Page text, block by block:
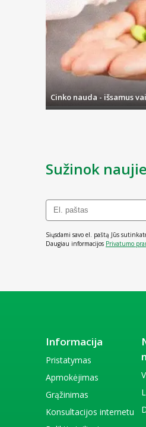
Cinko nauda - išsamus
Sužinok
Siųsdami savo el. paštą Jūs
Daugiau informacijos Privatumo
Informacija
Pristatymas
Apmokėjimas
Grąžinimas
Konsultacijos internetu